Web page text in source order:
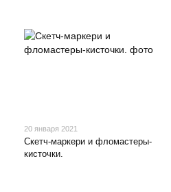
20 января 2021
Скетч-маркери и фломастеры-
кисточки.